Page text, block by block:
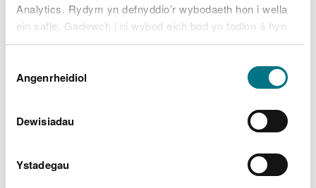
Analytics. Rydym yn defnyddio’r wybodaeth hon i wella
ein safle. Gadewch i ni wybod eich bod yn fodlon â hyn.
Byddwn yn defnyddio cwci i gadw eich dewis.
Gellirdarllen mwy am ein cwcis cyn i chi ddewis.
Caniatâd
Angenrheidiol
Dewisiadau
Ystadegau
Gwneud cais am
drosglwyddiad
I wneud cais i drosglwyddo’ch trwydded, rhaid i chi
Sut i dalu
Ar ôl i chi gyflwyno'ch cais mae'n rhaid i chi dalu